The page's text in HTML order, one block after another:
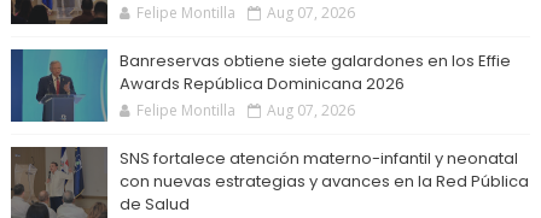
Felipe Montilla Aug 07, 2026
Banreservas obtiene siete galardones en los Effie
Awards República Dominicana 2026
Felipe Montilla Aug 07, 2026
SNS fortalece atención materno-infantil y neonatal
con nuevas estrategias y avances en la Red Pública
de Salud